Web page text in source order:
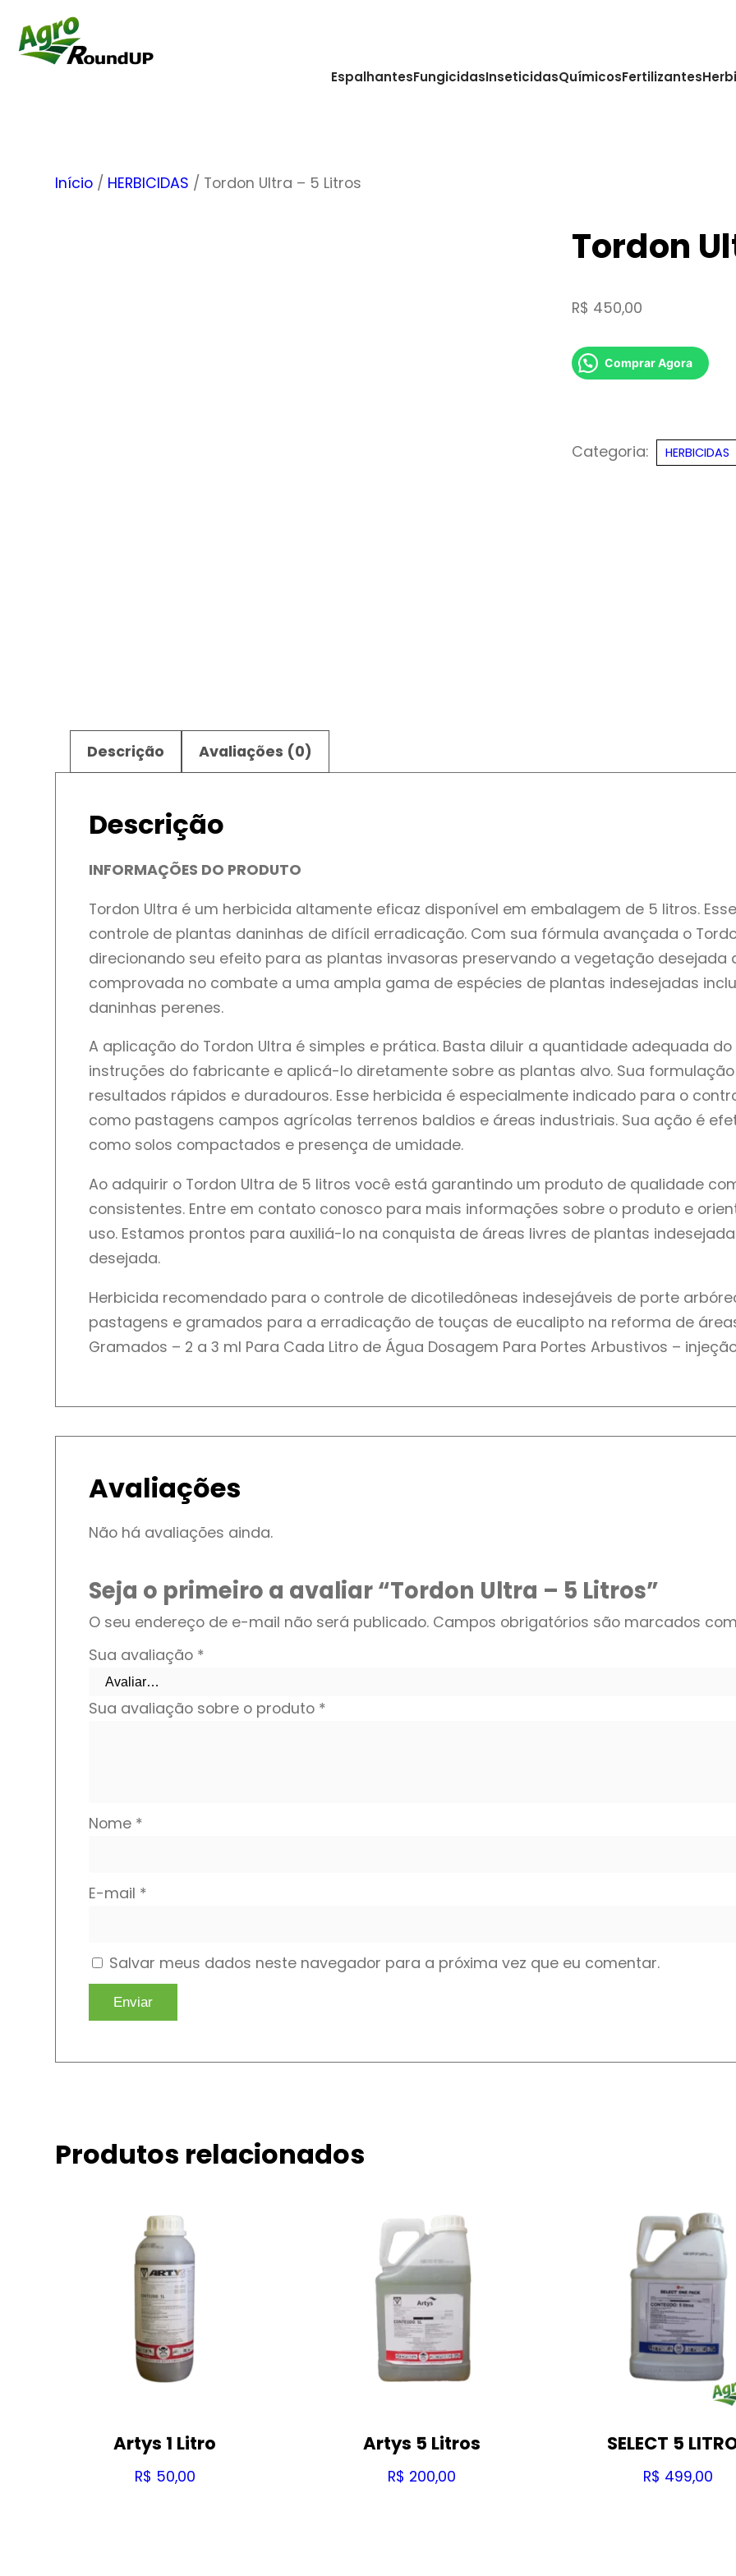
para
EspalhantesFungicidasInseticidasQuímicosFertilizantes
Início / HERBICIDAS / Tordon Ultra – 5 Litros
Tordon
R$ 450,00
Comprar Agora
Categoria: HERBICIDAS
Descrição Avaliações (0)
Descrição
INFORMAÇÕES DO PRODUTO
Tordon Ultra é um herbicida altamente eficaz disponível em embalagem de 5 litros.
controle de plantas daninhas de difícil erradicação. Com sua fórmula avançada o
direcionando seu efeito para as plantas invasoras preservando a vegetação desejada
comprovada no combate a uma ampla gama de espécies de plantas indesejadas
daninhas perenes.
A aplicação do Tordon Ultra é simples e prática. Basta diluir a quantidade adequada
instruções do fabricante e aplicá-lo diretamente sobre as plantas alvo. Sua
resultados rápidos e duradouros. Esse herbicida é especialmente indicado para o
como pastagens campos agrícolas terrenos baldios e áreas industriais. Sua ação é
como solos compactados e presença de umidade.
Ao adquirir o Tordon Ultra de 5 litros você está garantindo um produto de qualidade
consistentes. Entre em contato conosco para mais informações sobre o produto e
uso. Estamos prontos para auxiliá-lo na conquista de áreas livres de plantas
desejada.
Herbicida recomendado para o controle de dicotiledôneas indesejáveis de porte
pastagens e gramados para a erradicação de touças de eucalipto na reforma de
Gramados – 2 a 3 ml Para Cada Litro de Água Dosagem Para Portes Arbustivos –
Avaliações
Não há avaliações ainda.
Seja o primeiro a avaliar “Tordon Ultra – 5 Litros”
O seu endereço de e-mail não será publicado. Campos obrigatórios são marcados
Sua avaliação *
Sua avaliação sobre o produto *
Nome *
E-mail *
Salvar meus dados neste navegador para a próxima vez que eu comentar.
Produtos relacionados
Artys 1 Litro
R$ 50,00
Artys 5 Litros
R$ 200,00
SELECT 5
R$ 499,00